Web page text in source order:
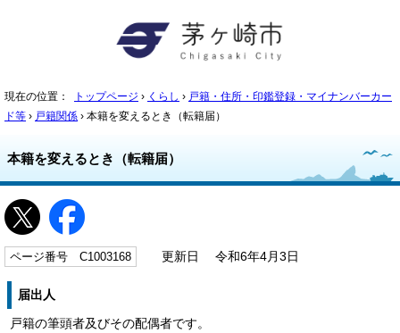
現在の位置： トップページ › くらし › 戸籍・住所・印鑑登録・マイナンバーカー
ド等 › 戸籍関係 › 本籍を変えるとき（転籍届）
本籍を変えるとき（転籍届）
ページ番号 C1003168 更新日 令和6年4月3日
届出人
戸籍の筆頭者及びその配偶者です。